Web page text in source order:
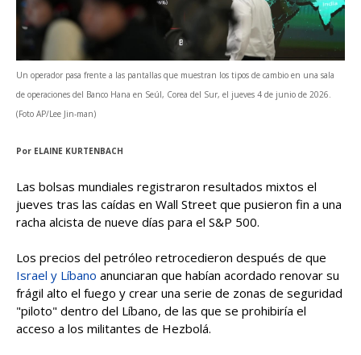
Un operador pasa frente a las pantallas que muestran los tipos de cambio en una sala
de operaciones del Banco Hana en Seúl, Corea del Sur, el jueves 4 de junio de 2026.
(Foto AP/Lee Jin-man)
Por ELAINE KURTENBACH
Las bolsas mundiales registraron resultados mixtos el
jueves tras las caídas en Wall Street que pusieron fin a una
racha alcista de nueve días para el S&P 500.
Los precios del petróleo retrocedieron después de que
Israel y Líbano anunciaran que habían acordado renovar su
frágil alto el fuego y crear una serie de zonas de seguridad
"piloto" dentro del Líbano, de las que se prohibiría el
acceso a los militantes de Hezbolá.